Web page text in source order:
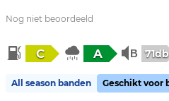
Nog niet beoordeeld
C A 71db
All season banden Geschikt voor